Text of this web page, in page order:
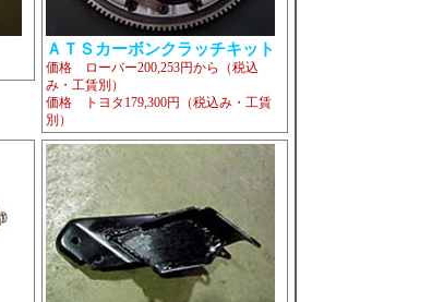
ＡＴＳカーボンクラッチキット
価格 ローバー200,253円から（税込
み・工賃別）
価格 トヨタ179,300円（税込み・工賃
別）